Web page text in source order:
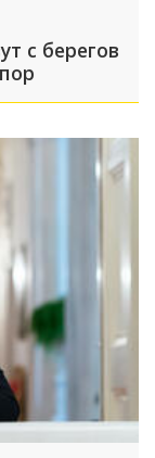
с берегов